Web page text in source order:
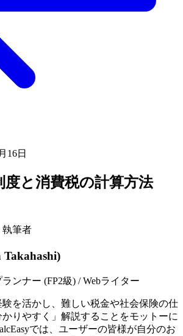
16日
と消費税の計算方法
執筆者
Takahashi)
ンナー (FP2級) / Webライター
を活かし、難しい税金や社会保険の仕
りやすく」解説することをモットーに
では、ユーザーの皆様が自分のお